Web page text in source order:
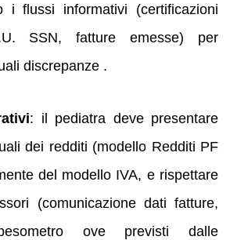
i flussi informativi (certificazioni
SSN, fatture emesse) per
discrepanze .
: il pediatra deve presentare
dei redditi (modello Redditi PF
del modello IVA, e rispettare
(comunicazione dati fatture,
ove previsti dalle